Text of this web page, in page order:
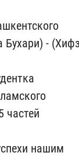
Бухари) -
частей
нашим